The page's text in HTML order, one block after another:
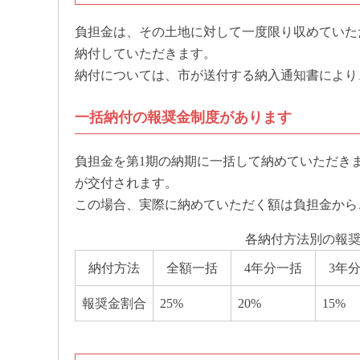
負担金は、その土地に対して一度限り収めてい
納付していただきます。
納付については、市が送付する納入通知書によ
一括納付の報奨金制度があります
負担金を第1期の納期に一括して納めていただ
が交付されます。
この場合、実際に納めていただく額は負担金か
各納付方法別の報
納付方法 全額一括 4年分一括 3年
報奨金割合 25% 20% 15%